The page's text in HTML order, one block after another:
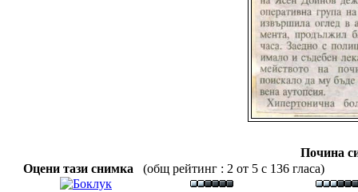
Почина
Оцени тази снимка
(общ рейтинг : 2 от 5 с 136 гласа)